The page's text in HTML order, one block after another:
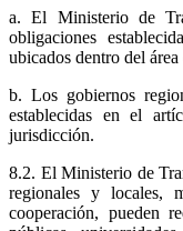
a. El Ministerio de
obligaciones
ubicados dentro del
b. Los gobiernos
establecidas en el
jurisdicción.
8.2. El Ministerio de
regionales y locales,
cooperación, pueden